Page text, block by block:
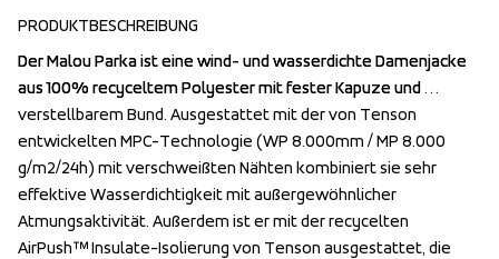
PRODUKTBESCHREIBUNG
Der Malou Parka ist eine wind- und wasserdichte Damenjacke
aus 100% recyceltem Polyester mit fester Kapuze und
verstellbarem Bund. Ausgestattet mit der von Tenson
entwickelten MPC-Technologie (WP 8.000mm / MP 8.000
g/m2/24h) mit verschweißten Nähten kombiniert sie sehr
effektive Wasserdichtigkeit mit außergewöhnlicher
Atmungsaktivität. Außerdem ist er mit der recycelten
AirPush™ Insulate-Isolierung von Tenson ausgestattet, die
Der Malou Parka ist eine wind- und wasserdichte Damenjacke
aus 100% recyceltem Polyester mit fester Kapuze und
verstellbarem Bund. Ausgestattet mit der von Tenson
entwickelten MPC-Technologie (WP 8.000mm / MP 8.000
g/m2/24h) mit verschweißten Nähten kombiniert sie sehr
effektive Wasserdichtigkeit mit außergewöhnlicher
Atmungsaktivität. Außerdem ist er mit der recycelten
AirPush™ Insulate-Isolierung von Tenson ausgestattet, die